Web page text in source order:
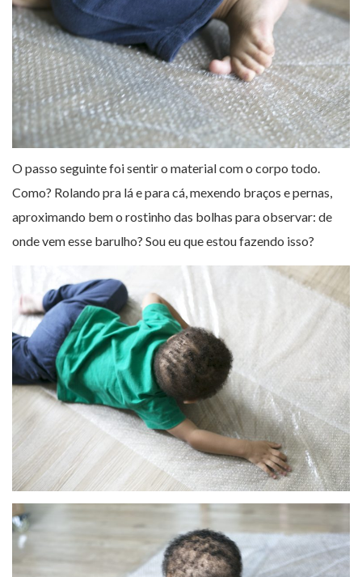
O passo seguinte foi sentir o material com o corpo todo.
Como? Rolando pra lá e para cá, mexendo braços e pernas,
aproximando bem o rostinho das bolhas para observar: de
onde vem esse barulho? Sou eu que estou fazendo isso?